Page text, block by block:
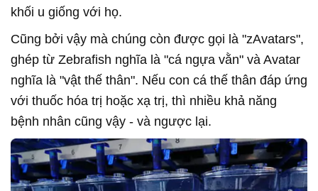
khối u giống với họ.
Cũng bởi vậy mà chúng còn được gọi là "zAvatars",
ghép từ Zebrafish nghĩa là "cá ngựa vằn" và Avatar
nghĩa là "vật thế thân". Nếu con cá thế thân đáp ứng
với thuốc hóa trị hoặc xạ trị, thì nhiều khả năng
bệnh nhân cũng vậy - và ngược lại.